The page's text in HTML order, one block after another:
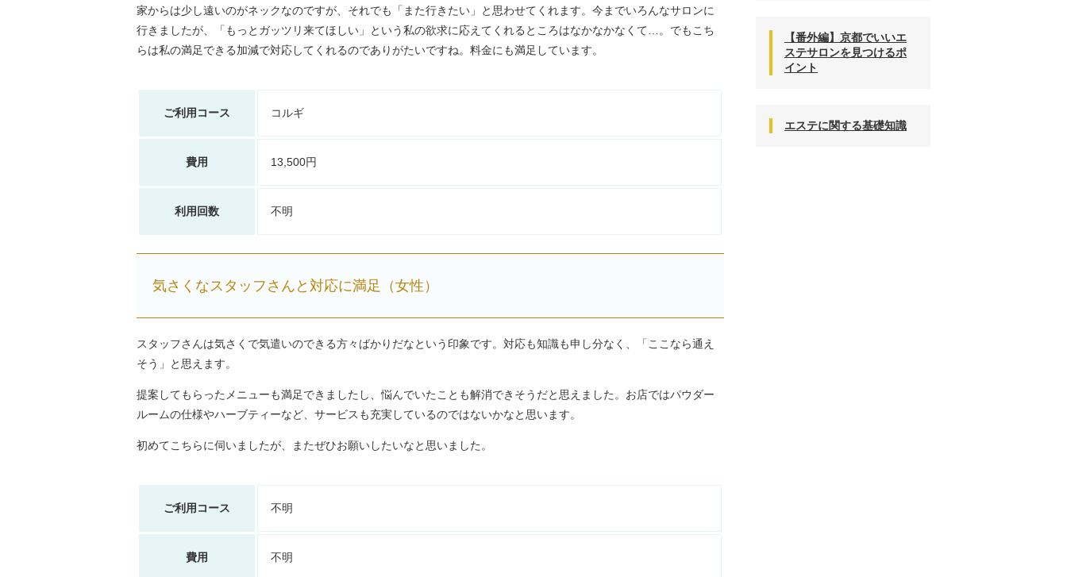
家からは少し遠いのがネックなのですが、それでも「また行きたい」と思わせてくれます。今までいろんなサロンに
行きましたが、「もっとガッツリ来てほしい」という私の欲求に応えてくれるところはなかなかなくて…。でもこち
らは私の満足できる加減で対応してくれるのでありがたいですね。料金にも満足しています。
ご利用コース コルギ
費用 13,500円
利用回数 不明
気さくなスタッフさんと対応に満足（女性）
スタッフさんは気さくで気遣いのできる方々ばかりだなという印象です。対応も知識も申し分なく、「ここなら通え
そう」と思えます。
提案してもらったメニューも満足できましたし、悩んでいたことも解消できそうだと思えました。お店ではパウダー
ルームの仕様やハーブティーなど、サービスも充実しているのではないかなと思います。
初めてこちらに伺いましたが、またぜひお願いしたいなと思いました。
ご利用コース 不明
費用 不明
【番外編】京都でいいエ
ステサロンを見つけるポ
イント
エステに関する基礎知識